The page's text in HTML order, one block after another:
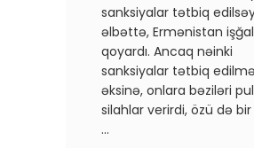
sanksiyalar tətbiq
əlbəttə, Ermənistan
qoyardı. Ancaq nəinki
sanksiyalar tətbiq
əksinə, onlara bəziləri
silahlar verirdi, özü də